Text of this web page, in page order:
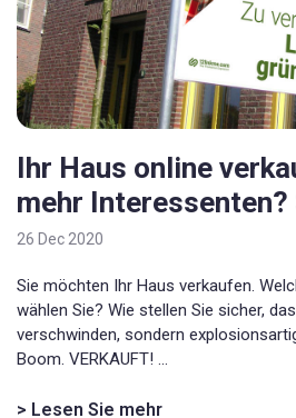
Ihr Haus online
mehr Interessenten?
26 Dec 2020
Sie möchten Ihr Haus verkaufen.
wählen Sie? Wie stellen Sie sicher,
verschwinden, sondern
Boom. VERKAUFT! ...
> Lesen Sie mehr